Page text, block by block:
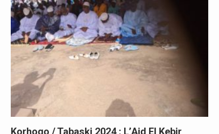
Korhogo / Tabaski 2024 : L’Aid El Kebir